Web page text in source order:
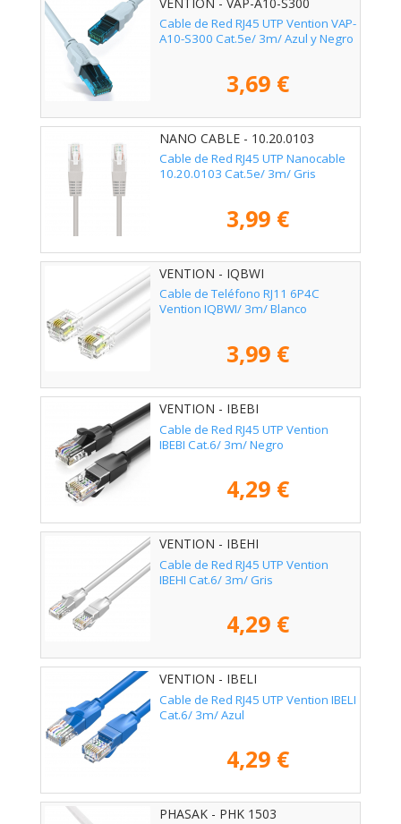
Cable de Red RJ45 UTP Vention VAP-
A10-S300 Cat.5e/ 3m/ Azul y Negro
3,69 €
NANO CABLE - 10.20.0103
Cable de Red RJ45 UTP Nanocable
10.20.0103 Cat.5e/ 3m/ Gris
3,99 €
VENTION - IQBWI
Cable de Teléfono RJ11 6P4C
Vention IQBWI/ 3m/ Blanco
3,99 €
VENTION - IBEBI
Cable de Red RJ45 UTP Vention
IBEBI Cat.6/ 3m/ Negro
4,29 €
VENTION - IBEHI
Cable de Red RJ45 UTP Vention
IBEHI Cat.6/ 3m/ Gris
4,29 €
VENTION - IBELI
Cable de Red RJ45 UTP Vention IBELI
Cat.6/ 3m/ Azul
4,29 €
PHASAK - PHK 1503